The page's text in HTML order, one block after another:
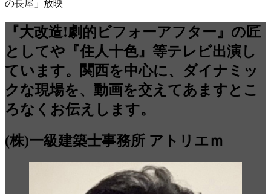
の長屋」 放映
『大改造!劇的ビフォーアフター』の匠
としてや『住人十色』等テレビ出演し
ています。関西を中心に、ダイナミッ
クな現場を、動画を交えてあますとこ
ろなくお伝えします。
(株)一級建築士事務所 アトリエｍ